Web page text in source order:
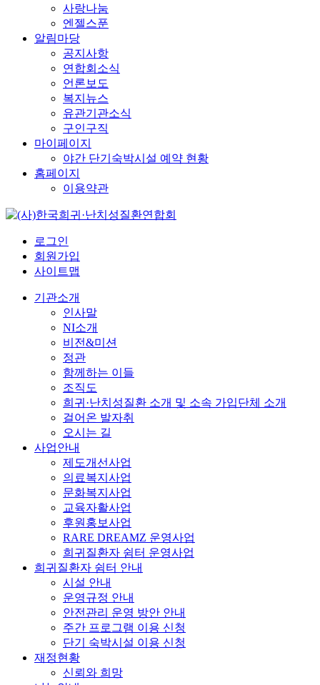
사랑나눔
엔젤스푼
알림마당
공지사항
연합회소식
언론보도
복지뉴스
유관기관소식
구인구직
마이페이지
야간 단기숙박시설 예약 현황
홈페이지
이용약관
로그인
회원가입
사이트맵
기관소개
인사말
NI소개
비전&미션
정관
함께하는 이들
조직도
희귀·난치성질환 소개 및 소속 가입단체 소개
걸어온 발자취
오시는 길
사업안내
제도개선사업
의료복지사업
문화복지사업
교육자활사업
후원홍보사업
RARE DREAMZ 운영사업
희귀질환자 쉼터 운영사업
희귀질환자 쉼터 안내
시설 안내
운영규정 안내
안전관리 운영 방안 안내
주간 프로그램 이용 신청
단기 숙박시설 이용 신청
재정현황
신뢰와 희망